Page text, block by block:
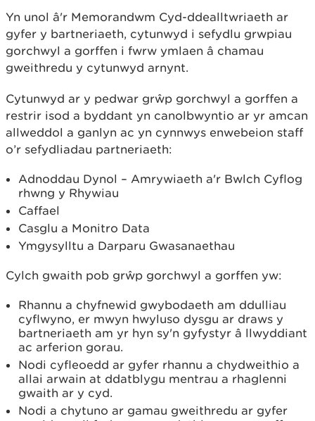
Yn unol â'r Memorandwm Cyd-ddealltwriaeth ar
gyfer y bartneriaeth, cytunwyd i sefydlu grwpiau
gorchwyl a gorffen i fwrw ymlaen â chamau
gweithredu y cytunwyd arnynt.
Cytunwyd ar y pedwar grŵp gorchwyl a gorffen a
restrir isod a byddant yn canolbwyntio ar yr amcan
allweddol a ganlyn ac yn cynnwys enwebeion staff
o’r sefydliadau partneriaeth:
Adnoddau Dynol – Amrywiaeth a'r Bwlch Cyflog
rhwng y Rhywiau
Caffael
Casglu a Monitro Data
Ymgysylltu a Darparu Gwasanaethau
Cylch gwaith pob grŵp gorchwyl a gorffen yw:
Rhannu a chyfnewid gwybodaeth am ddulliau
cyflwyno, er mwyn hwyluso dysgu ar draws y
bartneriaeth am yr hyn sy'n gyfystyr â llwyddiant
ac arferion gorau.
Nodi cyfleoedd ar gyfer rhannu a chydweithio a
allai arwain at ddatblygu mentrau a rhaglenni
gwaith ar y cyd.
Nodi a chytuno ar gamau gweithredu ar gyfer